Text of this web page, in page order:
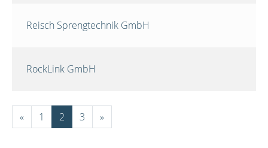
Reisch Sprengtechnik GmbH
RockLink GmbH
« 1 2 3 »